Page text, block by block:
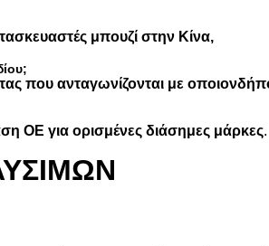
μπουζί στην Κίνα,
που ανταγωνίζονται με
OE για ορισμένες διάσημες μάρκες.